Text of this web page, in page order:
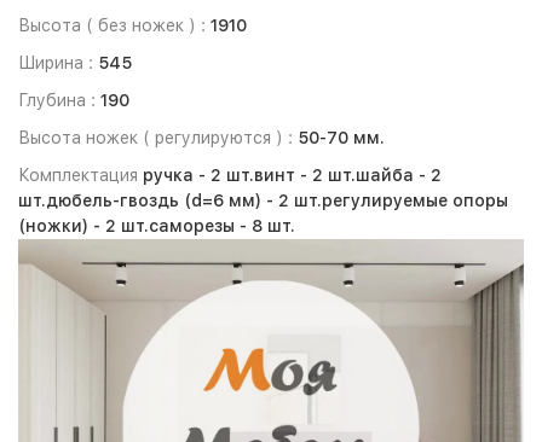
Высота ( без ножек ) : 1910
Ширина : 545
Глубина : 190
Высота ножек ( регулируются ) : 50-70 мм.
Комплектация ручка - 2 шт.винт - 2 шт.шайба - 2
шт.дюбель-гвоздь (d=6 мм) - 2 шт.регулируемые опоры
(ножки) - 2 шт.саморезы - 8 шт.